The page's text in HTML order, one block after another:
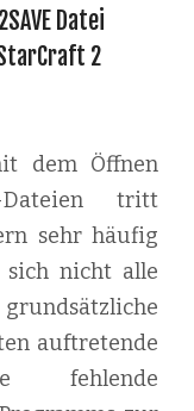
Datei
2
dem Öffnen
Dateien tritt
sehr häufig
sich nicht alle
auftretende
fehlende